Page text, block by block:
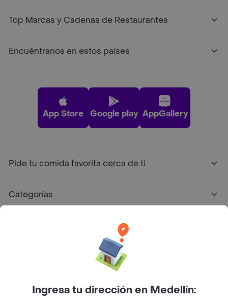
Top Marcas y Cadenas de Restaurantes
Encuéntranos en estos países
App Store Google play AppGallery
Pide tu comida favorita cerca de ti
Categorías
Facebook
TwitterInstagram
Ingresa tu dirección en Medellín: